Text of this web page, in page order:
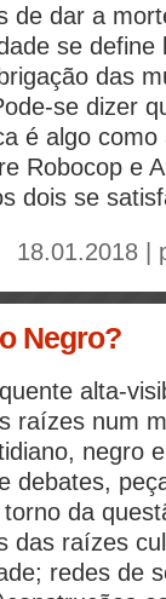
de dar a
se define
das
se dizer
é algo como
Robocop e
dois se
18.01.2018 |
Negro?
alta-
raízes num
negro
debates,
da
das raízes
redes de